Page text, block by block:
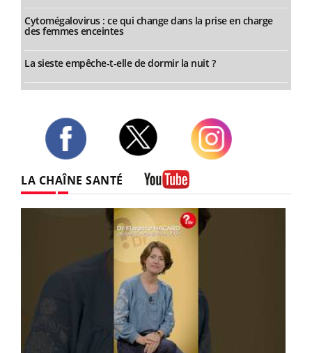
Cytomégalovirus : ce qui change dans la prise en charge
des femmes enceintes
La sieste empêche-t-elle de dormir la nuit ?
LA CHAÎNE SANTÉ